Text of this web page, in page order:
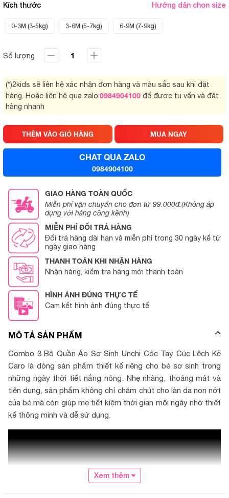
Kích thước Hướng dẫn chọn size
0-3M (3-5kg) 3-6M (5-7kg) 6-9M (7-9kg)
Số lượng
(*)2kids sẽ liên hệ xác nhận đơn hàng và màu sắc sau khi đặt
hàng. Hoặc liên hệ qua zalo:0984904100 để được tu vấn và đặt
hàng nhanh
THÊM VÀO GIỎ HÀNG MUA NGAY
CHAT QUA ZALO
0984904100
GIAO HÀNG TOÀN QUỐC
Miễn phí vận chuyển cho đơn từ 99.000đ.(Không áp
dụng với hàng cồng kềnh)
MIỄN PHÍ ĐỔI TRẢ HÀNG
Đổi trả hàng dài hạn và miễn phí trong 30 ngày kể từ
ngày giao hàng
THANH TOÁN KHI NHẬN HÀNG
Nhận hàng, kiểm tra hàng mới thanh toán
HÌNH ẢNH ĐÚNG THỰC TẾ
Cam kết hình ảnh đúng thực tế
MÔ TẢ SẢN PHẨM
Combo 3 Bộ Quần Áo Sơ Sinh Unchi Cộc Tay Cúc Lệch Kẻ
Caro là dòng sản phẩm thiết kế riêng cho bé sơ sinh trong
những ngày thời tiết nắng nóng. Nhẹ nhàng, thoáng mát và
tiện dụng, sản phẩm không chỉ chăm chút cho làn da non nớt
của bé mà còn giúp mẹ tiết kiệm thời gian mỗi ngày nhờ thiết
kế thông minh và dễ sử dụng.
Xem thêm